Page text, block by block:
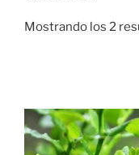
Mostrando los 2